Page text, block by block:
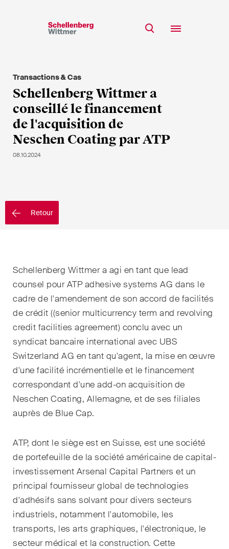
Equipe
Expertise
Insights
Carrière
Retour
Transactions & Cas
Schellenberg Wittmer a
conseillé le financement
de l'acquisition de
Neschen Coating par ATP
08.10.2024
Schellenberg Wittmer a agi en tant que lead
counsel pour ATP adhesive systems AG dans le
cadre de l'amendement de son accord de facilités
de crédit ((senior multicurrency term and revolving
credit facilities agreement) conclu avec un
syndicat bancaire international avec UBS
Switzerland AG en tant qu'agent, la mise en œuvre
d'une facilité incrémentielle et le financement
correspondant d'une add-on acquisition de
Neschen Coating, Allemagne, et de ses filiales
auprès de Blue Cap.
ATP, dont le siège est en Suisse, est une société
de portefeuille de la société américaine de capital-
investissement Arsenal Capital Partners et un
principal fournisseur global de technologies
d'adhésifs sans solvant pour divers secteurs
industriels, notamment l'automobile, les
transports, les arts graphiques, l'électronique, le
secteur médical et la construction. Cette
*Champs obligatoires
M
Mme
s/o
Pays
Newsletters & Newsflashes
sujets clés issus de nos
domaines d'activités, secteurs
et industries, ainsi que des
Newsflash sur l'actualité.
Arbitrage international
Clients privés